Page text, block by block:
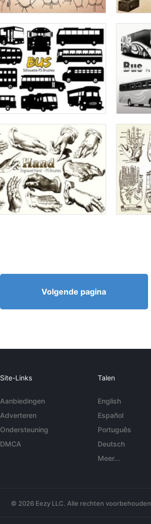
Volgende pagina
Site-Links
Aanbiedingen
Adverteren
Ondersteuning
DMCA
Talen
English
Español
Português
Deutsch
Meer...
© 2026 Eezy LLC. Alle rechten voorbehouden